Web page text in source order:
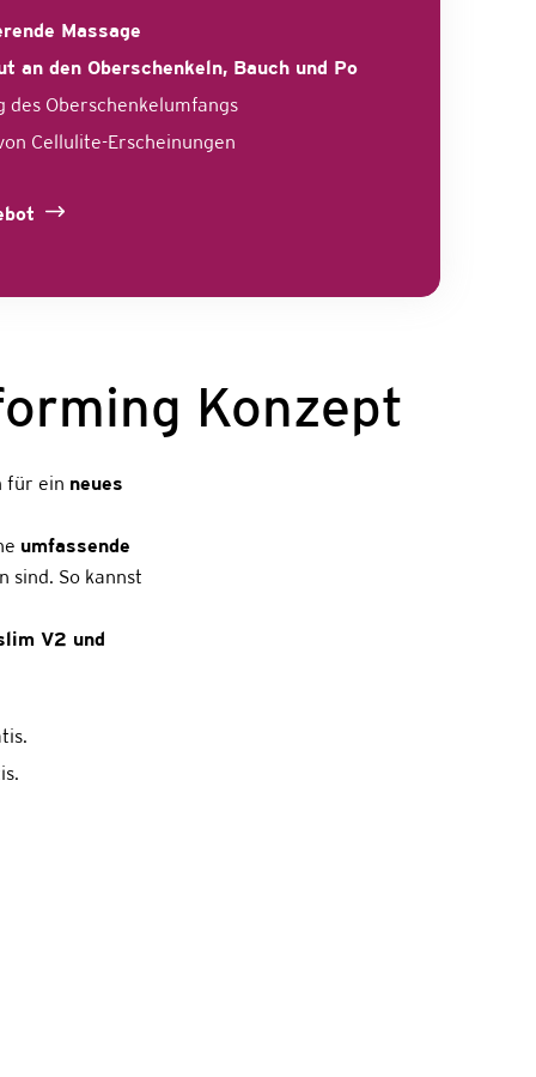
Massage
an den Oberschenkeln, Bauch und Po
des Oberschenkelumfangs
Cellulite-Erscheinungen
Konzept
für ein neues
umfassende
sind. So kannst
V2 und